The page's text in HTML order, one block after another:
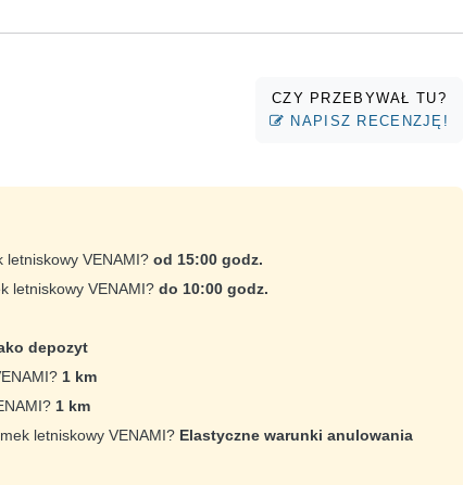
CZY PRZEBYWAŁ TU?
NAPISZ RECENZJĘ!
letniskowy VENAMI? od 15:00 godz.
letniskowy VENAMI? do 10:00 godz.
depozyt
1 km
1 km
letniskowy VENAMI? Elastyczne warunki anulowania